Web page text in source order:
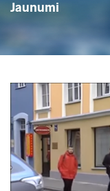
Jaunumi